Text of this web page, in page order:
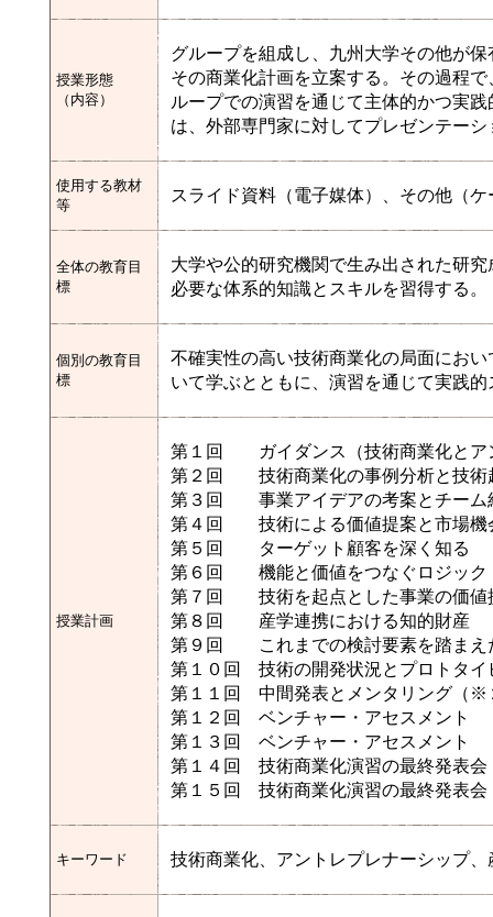
授業形態
（内容）
グループを組成し、九州大学その他が
その商業化計画を立案する。その過程
ループでの演習を通じて主体的かつ実
は、外部専門家に対してプレゼンテー
使用する教材
等
スライド資料（電子媒体）、その他（
全体の教育目
標
大学や公的研究機関で生み出された研
必要な体系的知識とスキルを習得する。
個別の教育目
標
不確実性の高い技術商業化の局面にお
いて学ぶとともに、演習を通じて実践
授業計画
第１回 ガイダンス（技術商業化とア
第２回 技術商業化の事例分析と技術
第３回 事業アイデアの考案とチーム
第４回 技術による価値提案と市場
第５回 ターゲット顧客を深く知る
第６回 機能と価値をつなぐロジッ
第７回 技術を起点とした事業の価値
第８回 産学連携における知的財産
第９回 これまでの検討要素を踏まえ
第１０回 技術の開発状況とプロトタイ
第１１回 中間発表とメンタリング（※
第１２回 ベンチャー・アセスメント
第１３回 ベンチャー・アセスメント
第１４回 技術商業化演習
第１５回 技術商業化演習の最終発表会
キーワード 技術商業化、アントレプレナーシップ